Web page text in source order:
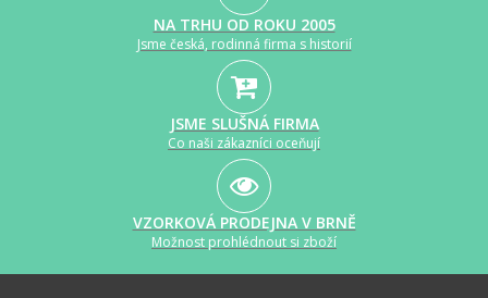
NA TRHU OD ROKU 2005
Jsme česká, rodinná firma s historií
JSME SLUŠNÁ FIRMA
Co naši zákazníci oceňují
VZORKOVÁ PRODEJNA V BRNĚ
Možnost prohlédnout si zboží